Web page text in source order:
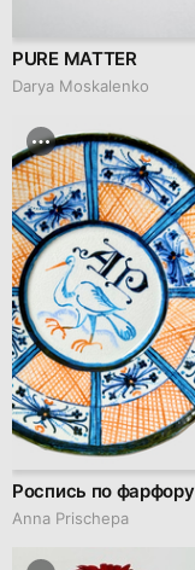
PURE MATTER
Darya Moskalenko
Роспись по фарфору
Anna Prischepa